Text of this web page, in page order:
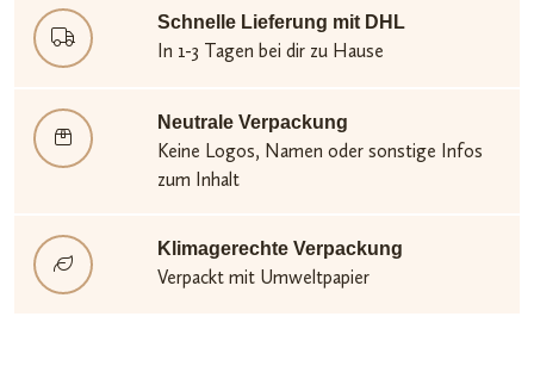
Schnelle Lieferung mit DHL
In 1-3 Tagen bei dir zu Hause
Neutrale Verpackung
Keine Logos, Namen oder sonstige Infos
zum Inhalt
Klimagerechte Verpackung
Verpackt mit Umweltpapier